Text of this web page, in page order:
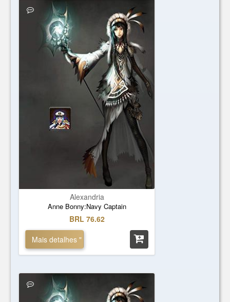
Alexandria
Anne Bonny:Navy Captain
BRL 76.62
Mais detalhes "